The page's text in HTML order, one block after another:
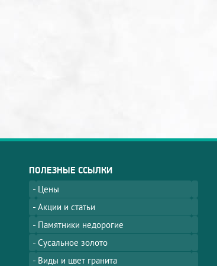
ПОЛЕЗНЫЕ ССЫЛКИ
Цены
Акции и статьи
Памятники недорогие
Сусальное золото
Виды и цвет гранита